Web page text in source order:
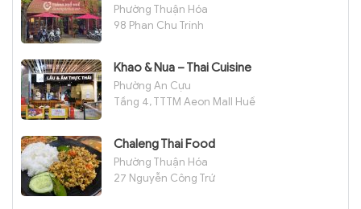
Phường Thuận Hóa
98 Phan Chu Trinh
Khao & Nua – Thai Cuisine
Phường An Cựu
Tầng 4, TTTM Aeon Mall Huế
Chaleng Thai Food
Phường Thuận Hóa
27 Nguyễn Công Trứ